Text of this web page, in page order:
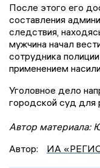
После этого его
составления
следствия,
мужчина начал
сотрудника
применением
Уголовное дело
городской суд для
Автор материала:
Автор:
ИА